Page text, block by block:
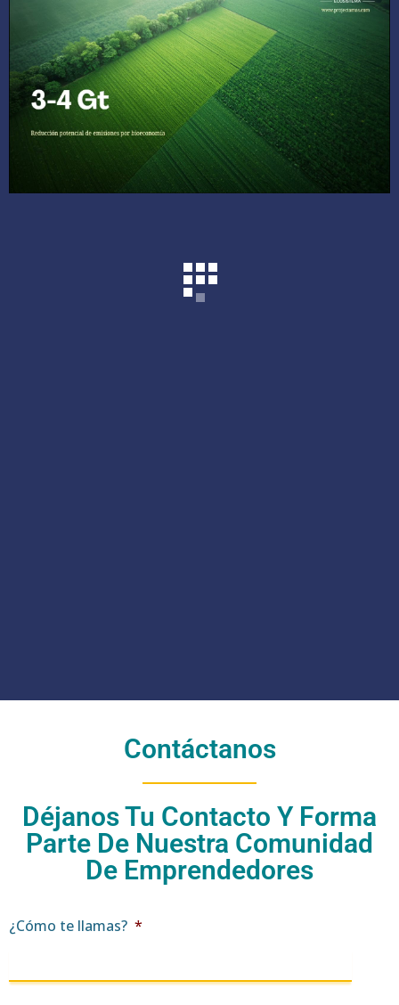
Contáctanos
Déjanos Tu Contacto Y Forma
Parte De Nuestra Comunidad
De Emprendedores
¿Cómo te llamas? *